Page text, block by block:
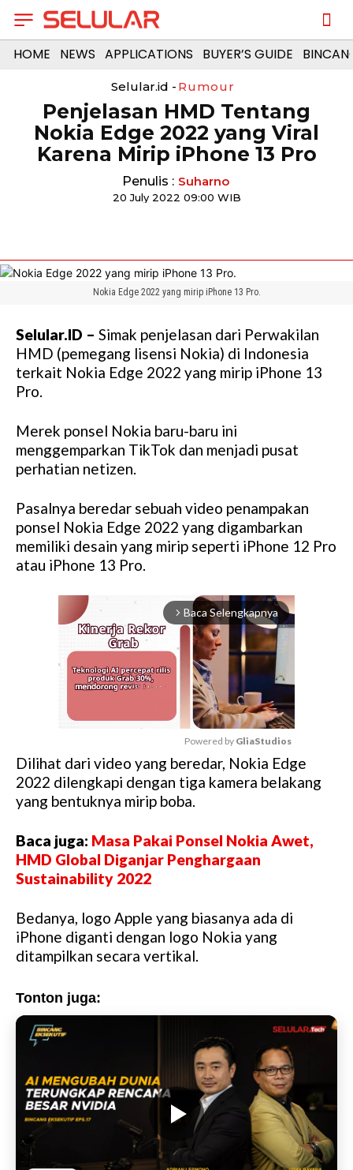
HOME NEWS APPLICATIONS BUYER’S GUIDE
Selular.id - Rumour
Penjelasan HMD Tentang
Nokia Edge 2022 yang Viral
Karena Mirip iPhone 13 Pro
Penulis : Suharno
20 July 2022 09:00 WIB
Nokia Edge 2022 yang mirip iPhone 13 Pro.
Selular.ID – Simak penjelasan dari Perwakilan
HMD (pemegang lisensi Nokia) di Indonesia
terkait Nokia Edge 2022 yang mirip iPhone 13
Pro.
Merek ponsel Nokia baru-baru ini
menggemparkan TikTok dan menjadi pusat
perhatian netizen.
Pasalnya beredar sebuah video penampakan
ponsel Nokia Edge 2022 yang digambarkan
memiliki desain yang mirip seperti iPhone 12 Pro
atau iPhone 13 Pro.
arrow_forward_ios Baca Selengkapnya
M
u
Powered by GliaStudios
Dilihat dari video yang beredar, Nokia Edge
2022 dilengkapi dengan tiga kamera belakang
yang bentuknya mirip boba.
Baca juga: Masa Pakai Ponsel Nokia Awet,
HMD Global Diganjar Penghargaan
Sustainability 2022
Bedanya, logo Apple yang biasanya ada di
iPhone diganti dengan logo Nokia yang
ditampilkan secara vertikal.
Tonton juga: